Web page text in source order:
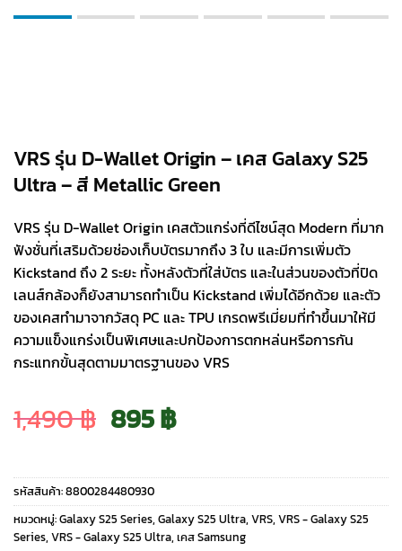
VRS รุ่น D-Wallet Origin – เคส Galaxy S25
Ultra – สี Metallic Green
VRS รุ่น D-Wallet Origin เคสตัวแกร่งที่ดีไซน์สุด Modern ที่มาก
ฟังชั่นที่เสริมด้วยช่องเก็บบัตรมากถึง 3 ใบ และมีการเพิ่มตัว
Kickstand ถึง 2 ระยะ ทั้งหลังตัวที่ใส่บัตร และในส่วนของตัวที่ปิด
เลนส์กล้องก็ยังสามารถทำเป็น Kickstand เพิ่มได้อีกด้วย และตัว
ของเคสทำมาจากวัสดุ PC และ TPU เกรดพรีเมี่ยมที่ทำขึ้นมาให้มี
ความแข็งแกร่งเป็นพิเศษและปกป้องการตกหล่นหรือการกัน
กระแทกขั้นสุดตามมาตรฐานของ VRS
1,490฿ Original
price
was:
895฿Current
price
is:
รหัสสินค้า:8800284480930
หมวดหมู่:Galaxy S25 Series, Galaxy S25 Ultra, VRS, VRS - Galaxy S25
Series, VRS - Galaxy S25 Ultra, เคส Samsung